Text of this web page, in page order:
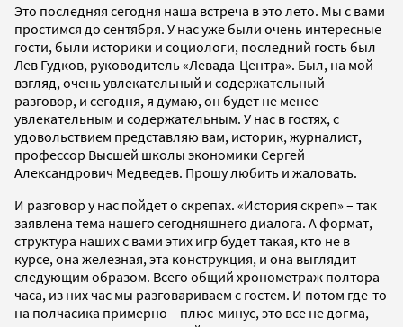
Это последняя сегодня наша встреча в это лето. Мы с вами
простимся до сентября. У нас уже были очень интересные
гости, были историки и социологи, последний гость был
Лев Гудков, руководитель «Левада-Центра». Был, на мой
взгляд, очень увлекательный и содержательный
разговор, и сегодня, я думаю, он будет не менее
увлекательным и содержательным. У нас в гостях, с
удовольствием представляю вам, историк, журналист,
профессор Высшей школы экономики Сергей
Александрович Медведев. Прошу любить и жаловать.
И разговор у нас пойдет о скрепах. «История скреп» – так
заявлена тема нашего сегодняшнего диалога. А формат,
структура наших с вами этих игр будет такая, кто не в
курсе, она железная, эта конструкция, и она выглядит
следующим образом. Всего общий хронометраж полтора
часа, из них час мы разговариваем с гостем. И потом где-то
на полчасика примерно – плюс-минус, это все не догма,